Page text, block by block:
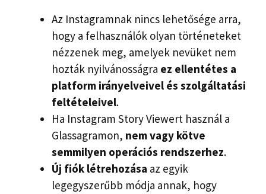
Az Instagramnak nincs lehetősége arra,
hogy a felhasználók olyan történeteket
nézzenek meg, amelyek nevüket nem
hozták nyilvánosságra ez ellentétes a
platform irányelveivel és szolgáltatási
feltételeivel.
Ha Instagram Story Viewert használ a
Glassagramon, nem vagy kötve
semmilyen operációs rendszerhez.
Új fiók létrehozása az egyik
legegyszerűbb módja annak, hogy